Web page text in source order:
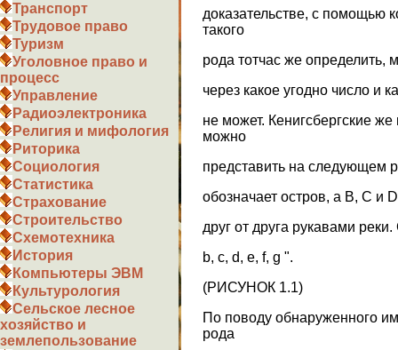
Транспорт
Трудовое право
Туризм
Уголовное право и
процесс
Управление
Радиоэлектроника
Религия и мифология
Риторика
Социология
Статистика
Страхование
Строительство
Схемотехника
История
Компьютеры ЭВМ
Культурология
Сельское лесное
хозяйство и
землепользование
доказательстве, с помощью
такого
рода тотчас же определить,
через какое угодно число и
не может. Кенигсбергские
можно
представить на следующем
обозначает остров, а B, C и
друг от друга рукавами
b, c, d, e, f, g ".
(РИСУНОК 1.1)
По поводу обнаруженного
рода